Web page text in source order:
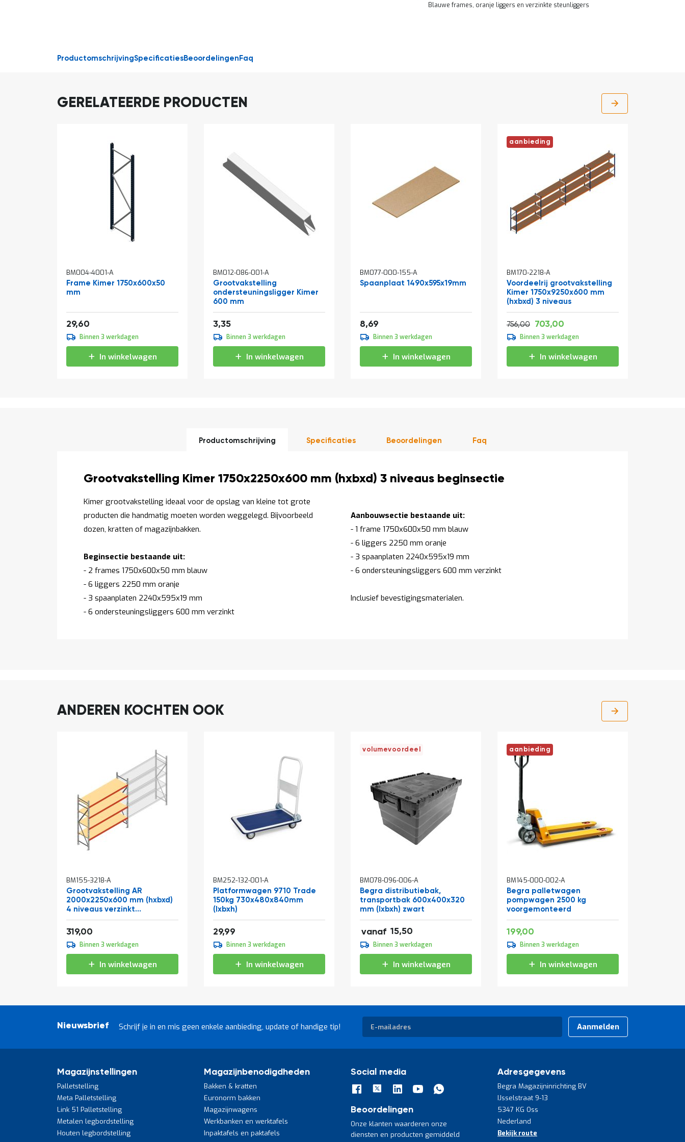
Blauwe frames, oranje liggers en verzinkte steunliggers
ProductomschrijvingSpecificaties Beoordelingen Faq
GERELATEERDE PRODUCTEN
BM004-4001-A
Frame Kimer 1750x600x50
mm
Vanaf
29,60
Binnen 3 werkdagen
In winkelwagen
BM012-086-001-A
Grootvakstelling
ondersteuningsligger Kimer
600 mm
3,35
Binnen 3 werkdagen
In winkelwagen
BM077-000-155-A
Spaanplaat 1490x595x19mm
8,69
Binnen 3 werkdagen
In winkelwagen
aanbieding
BM170-2218-A
Voordeelrij grootvakstelling
Kimer 1750x9250x600 mm
(hxbxd) 3 niveaus
Normale prijs
756,00 914,76
Vanaf
703,00
Binnen 3 werkdagen
In winkelwagen
Productomschrijving
Productomschrijving
Grootvakstelling Kimer 1750x2250x600 mm (hxbxd) 3 niveaus beginsectie
Kimer grootvakstelling ideaal voor de opslag van kleine tot grote
producten die handmatig moeten worden weggelegd. Bijvoorbeeld
dozen, kratten of magazijnbakken.
Beginsectie bestaande uit:
- 2 frames 1750x600x50 mm blauw
- 6 liggers 2250 mm oranje
- 3 spaanplaten 2240x595x19 mm
- 6 ondersteuningsliggers 600 mm verzinkt
Aanbouwsectie bestaande uit:
- 1 frame 1750x600x50 mm blauw
- 6 liggers 2250 mm oranje
- 3 spaanplaten 2240x595x19 mm
- 6 ondersteuningsliggers 600 mm verzinkt
Inclusief bevestigingsmaterialen.
Specificaties Beoordelingen Faq
ANDEREN KOCHTEN OOK
BM155-3218-A
Grootvakstelling AR
2000x2250x600 mm (hxbxd)
4 niveaus verzinkt
beginsectie
Vanaf
319,00
Binnen 3 werkdagen
In winkelwagen
BM252-132-001-A
Platformwagen 9710 Trade
150kg 730x480x840mm
(lxbxh)
29,99
winkelwagen
Binnen 3 werkdagen
In winkelwagen
volumevoordeel
BM078-096-006-A
Begra distributiebak,
transportbak 600x400x320
mm (lxbxh) zwart
vanaf 15,50
18,76
17,20
20,81
winkelwagen
Binnen 3 werkdagen
In winkelwagen
aanbieding
BM145-000-002-A
Begra palletwagen
pompwagen 2500 kg
voorgemonteerd
Speciale
prijs
199,00
winkelwagen
Binnen 3 werkdagen
In winkelwagen
Nieuwsbrief Schrijf je in en mis geen enkele aanbieding, update of handige tip!
Abonneer
op
onze
Aanmelden
Magazijnstellingen
Palletstelling
Meta Palletstelling
Link 51 Palletstelling
Metalen legbordstelling
Houten legbordstelling
Magazijnbenodigdheden
Bakken & kratten
Euronorm bakken
Magazijnwagens
Werkbanken en werktafels
Inpaktafels en paktafels
Social media
Beoordelingen
Onze klanten waarderen onze
diensten en producten gemiddeld
Adresgegevens
Begra Magazijninrichting BV
IJsselstraat 9-13
5347 KG Oss
Nederland
Bekijk route